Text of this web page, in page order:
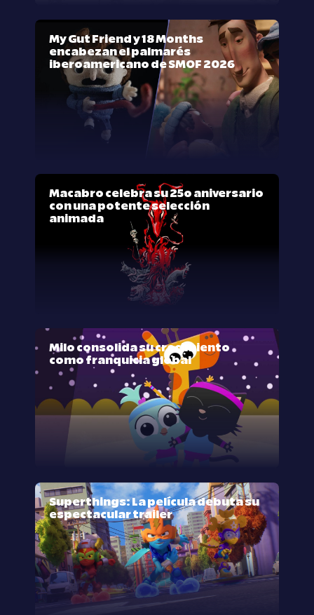
My Gut Friend y 18 Months
encabezan el palmarés
iberoamericano de SMOF 2026
Macabro celebra su 25º aniversario
con una potente selección
animada
Milo consolida su crecimiento
como franquicia global
Superthings: La película debuta su
espectacular trailer